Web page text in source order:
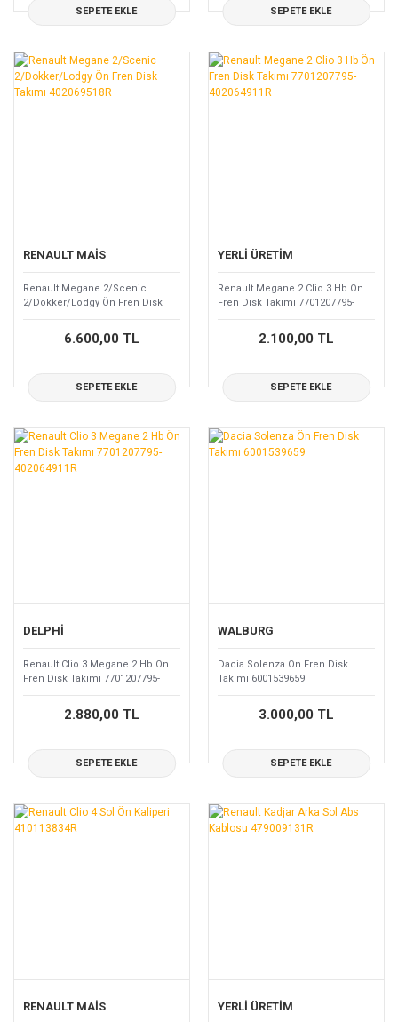
SEPETE EKLE SEPETE EKLE
RENAULT MAİS
Renault Megane 2/Scenic
2/Dokker/Lodgy Ön Fren Disk
Takımı 402069518R
6.600,00 TL
SEPETE EKLE
YERLİ ÜRETİM
Renault Megane 2 Clio 3 Hb Ön
Fren Disk Takımı 7701207795-
402064911R
2.100,00 TL
SEPETE EKLE
DELPHİ
Renault Clio 3 Megane 2 Hb Ön
Fren Disk Takımı 7701207795-
402064911R
2.880,00 TL
SEPETE EKLE
WALBURG
Dacia Solenza Ön Fren Disk
Takımı 6001539659
3.000,00 TL
SEPETE EKLE
RENAULT MAİS YERLİ ÜRETİM